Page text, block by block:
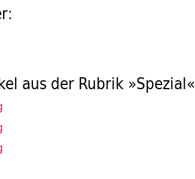
aus der Rubrik »Spezial«